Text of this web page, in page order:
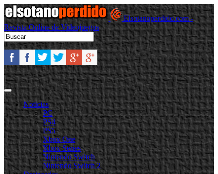
Elsotanoperdido.com -
Revista Online de Videojuegos
Noticias
PC
PS4
PS5
Xbox One
Xbox Series
Nintendo Switch
Nintendo Switch 2